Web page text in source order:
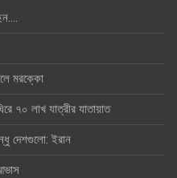
মরক্কো
৭০ লাখ যাত্রীর যাতায়াত
দেশগুলো: ইরান